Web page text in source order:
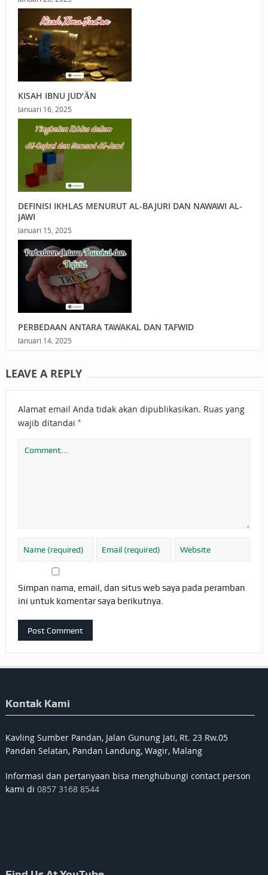
KISAH IBNU JUD’ĀN
Januari 16, 2025
DEFINISI IKHLAS MENURUT AL-BAJURI DAN NAWAWI AL-
JAWI
Januari 15, 2025
PERBEDAAN ANTARA TAWAKAL DAN TAFWID
Januari 14, 2025
LEAVE A REPLY
Alamat email Anda tidak akan dipublikasikan. Ruas yang
wajib ditandai *
Simpan nama, email, dan situs web saya pada peramban
ini untuk komentar saya berikutnya.
Kontak Kami
Kavling Sumber Pandan, Jalan Gunung Jati, Rt. 23 Rw.05
Pandan Selatan, Pandan Landung, Wagir, Malang
Informasi dan pertanyaan bisa menghubungi contact person
kami di 0857 3168 8544